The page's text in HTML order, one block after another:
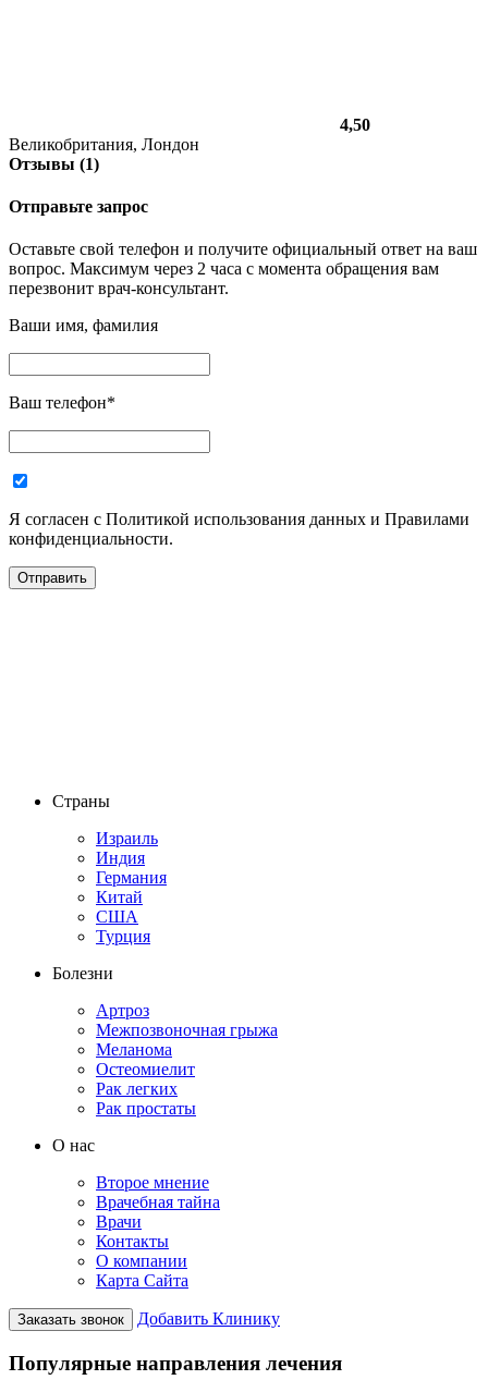
4,50
Великобритания, Лондон
Отзывы (1)
Отправьте запрос
Оставьте свой телефон и получите официальный ответ на ваш
вопрос. Максимум через 2 часа с момента обращения вам
перезвонит врач-консультант.
Ваши имя, фамилия
Ваш телефон*
Я согласен с Политикой использования данных и Правилами
конфиденциальности.
Страны
Израиль
Индия
Германия
Китай
США
Турция
Болезни
Артроз
Межпозвоночная грыжа
Меланома
Остеомиелит
Рак легких
Рак простаты
О нас
Второе мнение
Врачебная тайна
Врачи
Контакты
О компании
Карта Сайта
Заказать звонок Добавить Клинику
Популярные направления лечения